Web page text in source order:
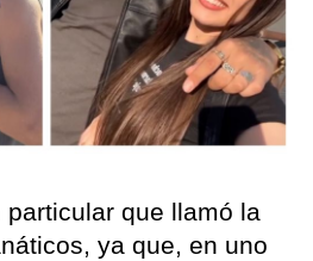
particular que llamó la
ya que, en uno